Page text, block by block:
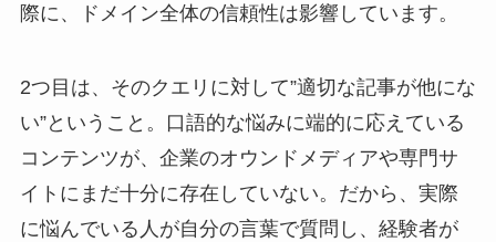
際に、ドメイン全体の信頼性は影響しています。
2つ目は、そのクエリに対して”適切な記事が他にな
い”ということ。口語的な悩みに端的に応えている
コンテンツが、企業のオウンドメディアや専門サ
イトにまだ十分に存在していない。だから、実際
に悩んでいる人が自分の言葉で質問し、経験者が